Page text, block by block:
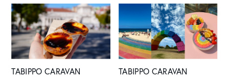
TABIPPO CARAVAN TABIPPO CARAVAN